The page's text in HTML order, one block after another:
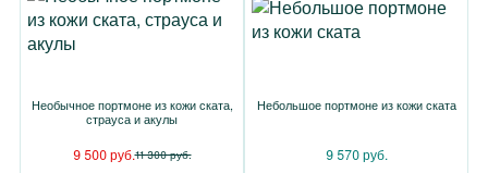
Необычное портмоне из кожи ската,
страуса и акулы
9 500 руб.11 300 руб.
Небольшое портмоне из кожи ската
9 570 руб.